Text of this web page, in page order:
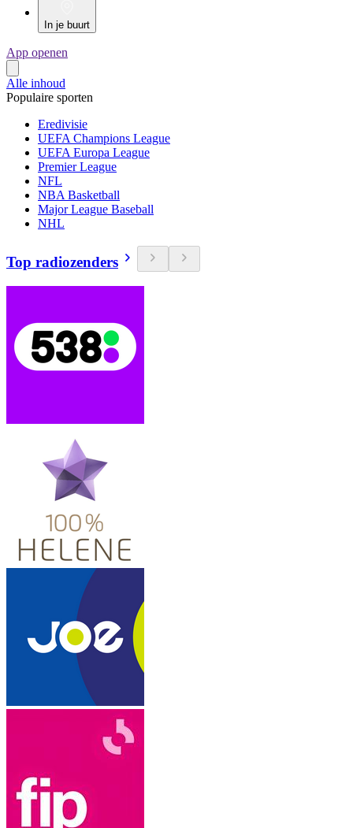
In je buurt
App openen
Alle inhoud
Populaire sporten
Eredivisie
UEFA Champions League
UEFA Europa League
Premier League
NFL
NBA Basketball
Major League Baseball
NHL
Top radiozenders